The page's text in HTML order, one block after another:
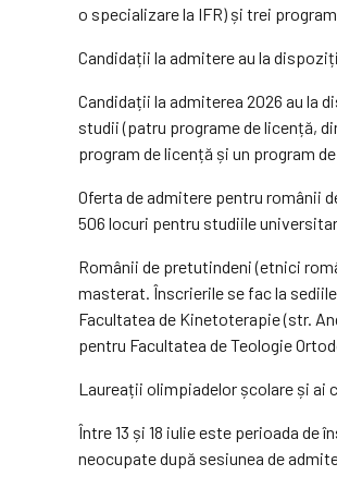
o specializare la IFR) și trei
Candidații la admitere au la
Candidații la admiterea 2026 au la
studii (patru programe de licență,
program de licență și un program
Oferta de admitere pentru românii
506 locuri pentru studiile
Românii de pretutindeni (etnici
masterat. Înscrierile se fac la
Facultatea de Kinetoterapie (str.
pentru Facultatea de Teologie
Laureații olimpiadelor școlare și ai
Între 13 și 18 iulie este perioada
neocupate după sesiunea de